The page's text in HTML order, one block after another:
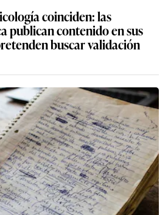
coinciden: las
publican contenido en sus
buscar validación